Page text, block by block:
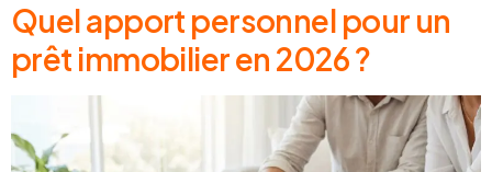
Quel apport personnel pour un
prêt immobilier en 2026 ?